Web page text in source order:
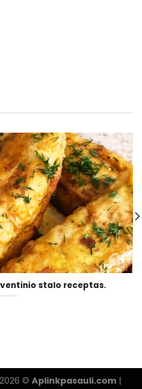
stalo receptas.
© Aplinkpasauli.com|